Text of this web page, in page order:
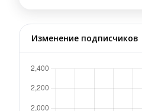
Изменение подписчиков